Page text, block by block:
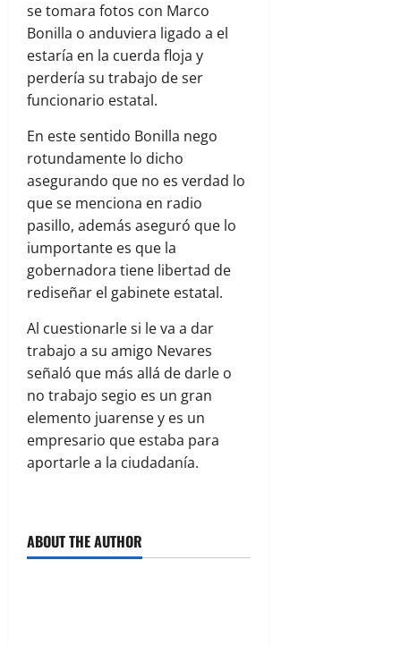
se tomara fotos con Marco
Bonilla o anduviera ligado a el
estaría en la cuerda floja y
perdería su trabajo de ser
funcionario estatal.
En este sentido Bonilla nego
rotundamente lo dicho
asegurando que no es verdad lo
que se menciona en radio
pasillo, además aseguró que lo
iumportante es que la
gobernadora tiene libertad de
rediseñar el gabinete estatal.
Al cuestionarle si le va a dar
trabajo a su amigo Nevares
señaló que más allá de darle o
no trabajo segio es un gran
elemento juarense y es un
empresario que estaba para
aportarle a la ciudadanía.
ABOUT THE AUTHOR